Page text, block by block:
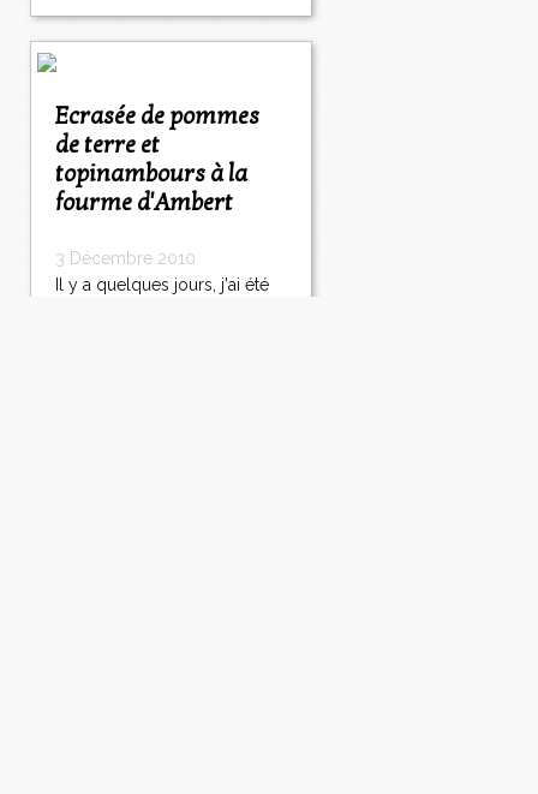
Ecrasée de pommes
de terre et
topinambours à la
fourme d'Ambert
3 Décembre 2010
Il y a quelques jours, j'ai été